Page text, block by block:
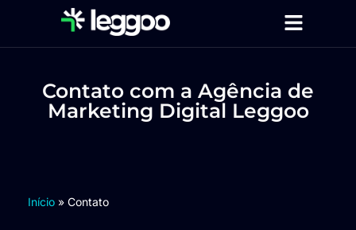
Contato com a Agência de
Marketing Digital Leggoo
Início » Contato